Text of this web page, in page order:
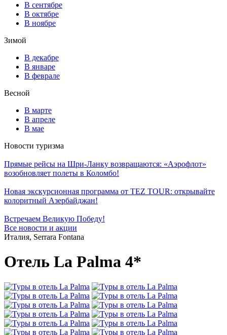
В сентябре
В октябре
В ноябре
Зимой
В декабре
В январе
В феврале
Весной
В марте
В апреле
В мае
Новости туризма
Прямые рейсы на Шри-Ланку возвращаются: «Аэрофлот»
возобновляет полеты в Коломбо!
Новая экскурсионная программа от TEZ TOUR: открывайте
колоритный Азербайджан!
Встречаем Великую Победу!
Все новости и акции
Италия, Serrara Fontana
Отель La Palma 4*